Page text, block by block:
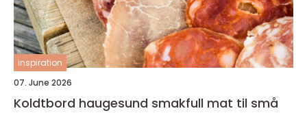
inspiration
07. June 2026
Koldtbord haugesund smakfull mat til små